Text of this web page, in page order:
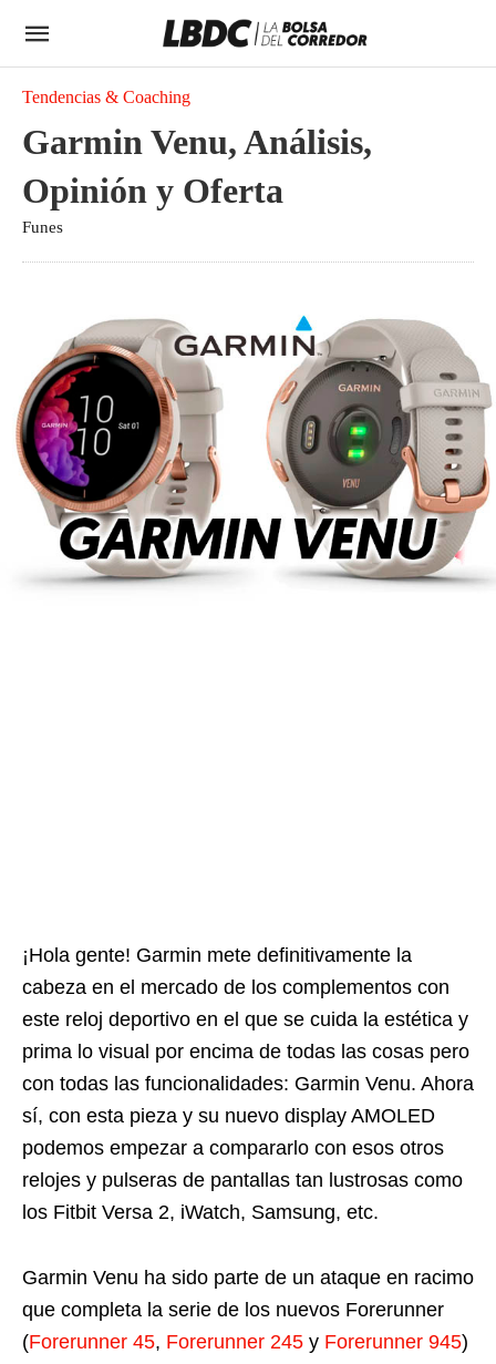
Tendencias & Coaching
Garmin Venu, Análisis,
Opinión y Oferta
Funes
¡Hola gente! Garmin mete definitivamente la
cabeza en el mercado de los complementos con
este reloj deportivo en el que se cuida la estética y
prima lo visual por encima de todas las cosas pero
con todas las funcionalidades: Garmin Venu. Ahora
sí, con esta pieza y su nuevo display AMOLED
podemos empezar a compararlo con esos otros
relojes y pulseras de pantallas tan lustrosas como
los Fitbit Versa 2, iWatch, Samsung, etc.
Garmin Venu ha sido parte de un ataque en racimo
que completa la serie de los nuevos Forerunner
(Forerunner 45, Forerunner 245 y Forerunner 945)